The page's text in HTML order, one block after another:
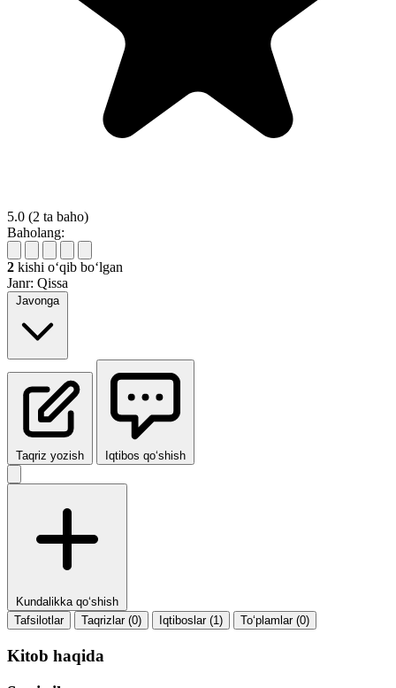
5.0 (2 ta baho)
Baholang:
2 kishi oʻqib boʻlgan
Janr: Qissa
Javonga
Taqriz yozish Iqtibos qo‘shish
Kundalikka qo‘shish
Tafsilotlar
Taqrizlar (0) Iqtiboslar (1) To‘plamlar (0)
Kitob haqida